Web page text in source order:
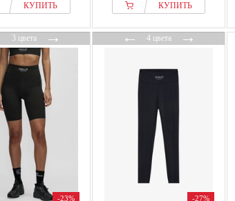
КУПИТЬ КУПИТЬ
3 цвета→
-23%
←4 цвета→
-27%